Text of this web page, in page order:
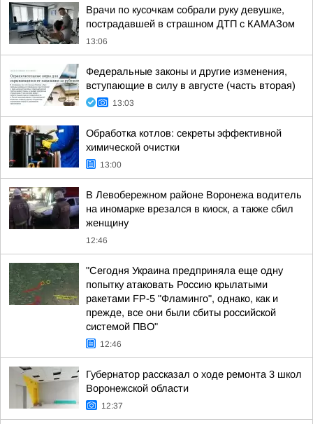
Врачи по кусочкам собрали руку девушке,
пострадавшей в страшном ДТП с КАМАЗом
13:06
Федеральные законы и другие изменения,
вступающие в силу в августе (часть вторая)
13:03
Обработка котлов: секреты эффективной
химической очистки
13:00
В Левобережном районе Воронежа водитель
на иномарке врезался в киоск, а также сбил
женщину
12:46
"Сегодня Украина предприняла еще одну
попытку атаковать Россию крылатыми
ракетами FP-5 "Фламинго", однако, как и
прежде, все они были сбиты российской
системой ПВО"
12:46
Губернатор рассказал о ходе ремонта 3 школ
Воронежской области
12:37